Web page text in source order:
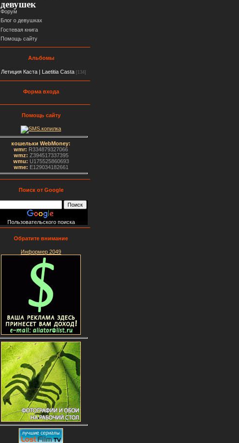
девушек
Форум
Блог о девушках
Гостевая книга
Помощь сайту
Альбомы
Летиция Каста | Laetitia Casta [134]
Форма входа
Помощь сайту
кошельки WebMoney:
wmr: R334879327066
wmz: Z394517337395
wmu: U175525860693
wme: E129034182661
Поиск от Google
Пользовательского поиска
Обратите внимание
Информер 2049